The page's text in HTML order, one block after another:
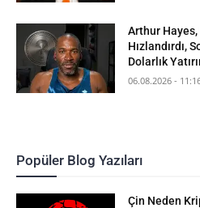
Arthur Hayes,
Hızlandırdı,
Dolarlık
06.08.2026 -
Popüler Blog Yazıları
Çin Neden